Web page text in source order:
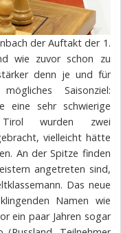
der Auftakt der 1.
wie zuvor schon zu
denn je und für
Saisonziel:
eine sehr schwierige
wurden zwei
vielleicht hätte
An der Spitze finden
angetreten sind,
Das neue
Namen wie
ein paar Jahren sogar